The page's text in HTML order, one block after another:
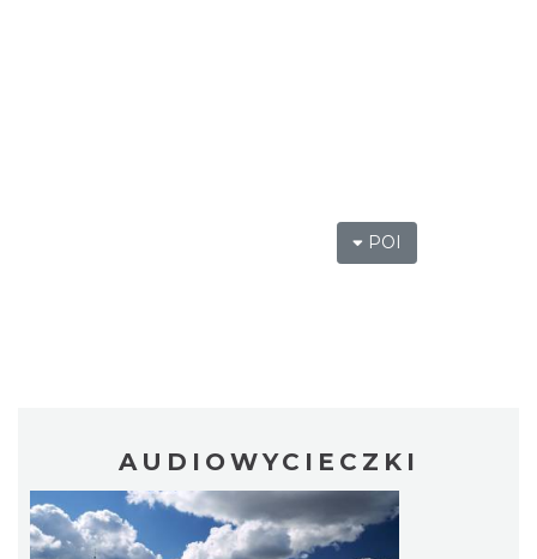
POI
AUDIOWYCIECZKI